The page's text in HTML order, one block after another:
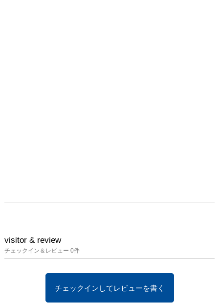
visitor & review
チェックイン＆レビュー 0件
チェックインしてレビューを書く